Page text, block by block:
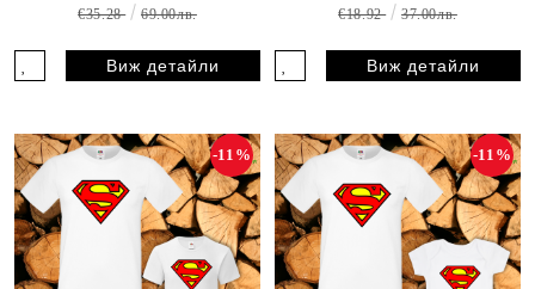
€35.28 69.00лв.
Виж детайли
€18.92 37.00лв.
Виж детайли
-11% -11%